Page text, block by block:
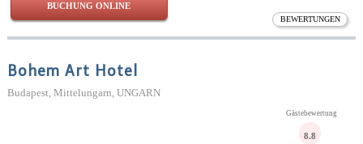
BEWERTUNGEN
BUCHUNG ONLINE
Bohem Art Hotel
Budapest, Mittelungarn, UNGARN
Gästebewertung
8.8